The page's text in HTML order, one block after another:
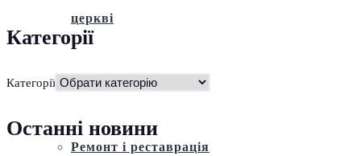
церкві
Історія
Ремонт і реставрація
Категорії
Категорії
Останні новини